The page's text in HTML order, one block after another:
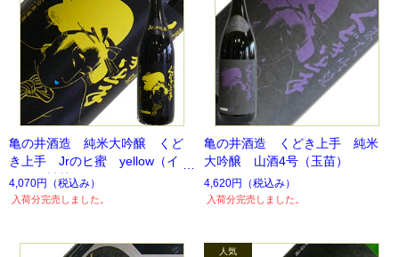
亀の井酒造 純米大吟醸 くど
き上手 Jrのヒ蜜 yellow（イエ
ロー）旨甘口
4,070円 （税込み）
入荷分完売しました。
亀の井酒造 くどき上手 純米
大吟醸 山酒4号（玉苗）
4,620円 （税込み）
入荷分完売しました。